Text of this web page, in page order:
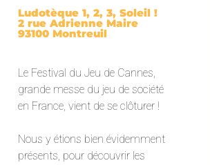
Ludotèque 1, 2, 3, Soleil !
2 rue Adrienne Maire
93100 Montreuil
Le Festival du Jeu de Cannes,
grande messe du jeu de société
en France, vient de se clôturer !
Nous y étions bien évidemment
présents, pour découvrir les